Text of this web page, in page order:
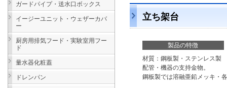
立ち架台
製品の特徴
材質：鋼板製・ステンレス製
配管・機器の支持金物。
鋼板製では溶融亜鉛メッキ・
ガードパイプ・送水口ボックス
イージーユニット・ウェザーカバ
ー
厨房用排気フード・実験室用フー
ド
量水器化粧蓋
ドレンパン